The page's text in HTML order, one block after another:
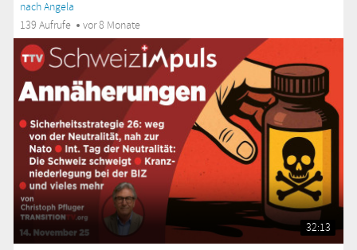
nach Angela
139 Aufrufe
vor 8 Monate
32:13